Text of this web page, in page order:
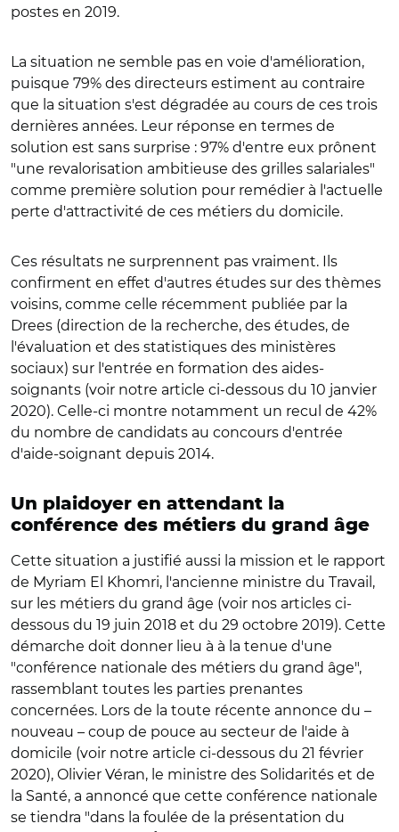
postes en 2019.
La situation ne semble pas en voie d'amélioration,
puisque 79% des directeurs estiment au contraire
que la situation s'est dégradée au cours de ces trois
dernières années. Leur réponse en termes de
solution est sans surprise : 97% d'entre eux prônent
"une revalorisation ambitieuse des grilles salariales"
comme première solution pour remédier à l'actuelle
perte d'attractivité de ces métiers du domicile.
Ces résultats ne surprennent pas vraiment. Ils
confirment en effet d'autres études sur des thèmes
voisins, comme celle récemment publiée par la
Drees (direction de la recherche, des études, de
l'évaluation et des statistiques des ministères
sociaux) sur l'entrée en formation des aides-
soignants (voir notre article ci-dessous du 10 janvier
2020). Celle-ci montre notamment un recul de 42%
du nombre de candidats au concours d'entrée
d'aide-soignant depuis 2014.
Un plaidoyer en attendant la
conférence des métiers du grand âge
Cette situation a justifié aussi la mission et le rapport
de Myriam El Khomri, l'ancienne ministre du Travail,
sur les métiers du grand âge (voir nos articles ci-
dessous du 19 juin 2018 et du 29 octobre 2019). Cette
démarche doit donner lieu à à la tenue d'une
"conférence nationale des métiers du grand âge",
rassemblant toutes les parties prenantes
concernées. Lors de la toute récente annonce du –
nouveau – coup de pouce au secteur de l'aide à
domicile (voir notre article ci-dessous du 21 février
2020), Olivier Véran, le ministre des Solidarités et de
la Santé, a annoncé que cette conférence nationale
se tiendra "dans la foulée de la présentation du